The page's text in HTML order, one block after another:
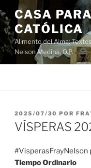
Saltar
al
contenido
CASA
CATÓLICA
Alimento del Alma:
Nelson Medina, O.P.
PUBLICADO
EL
2025/07/30 POR
VÍSPERAS
#VisperasFrayNelson
Tiempo Ordinario